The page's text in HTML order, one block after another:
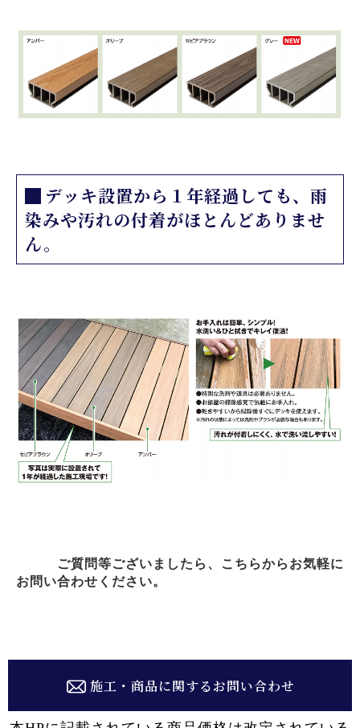
デッキ設置から１年経過しても、雨
染みや汚れの付着がほとんどありませ
ん。
ご質問等ございましたら、こちらからお気軽に
お問い合わせください。
施工・商品に関するお問い合わせ